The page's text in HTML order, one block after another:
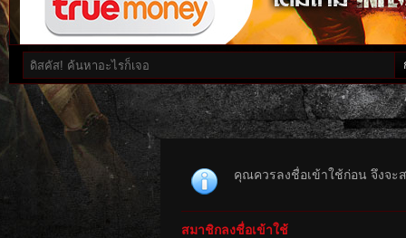
คุณควรลงชื่อเข้าใช้ก่อน จึงจะ
สมาชิกลงชื่อเข้าใช้